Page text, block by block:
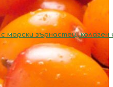
морски зърнастец, колаген